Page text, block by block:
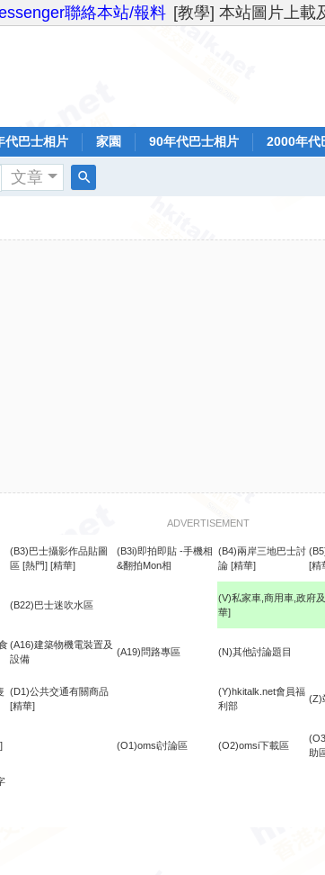
聯絡本站/報料 [教學] 本站圖片上載
代巴士相片 家園 90年代巴士相片 2000年代
文章
ADVERTISEMENT
(B3)巴士攝影作品貼圖
區 [熱門] [精華]
(B3i)即拍即貼 -手機相
&翻拍Mon相
(B4)兩岸三地巴士討
論 [精華]
[精
(B22)巴士迷吹水區
(V)私家車,商用車,政府
華]
(A16)建築物機電裝置及
設備
(A19)問路專區 (N)其他討論題目
(D1)公共交通有關商品
[精華]
(Y)hkitalk.net會員福
利部
(Z)
(O1)omsi討論區 (O2)omsi下載區
助